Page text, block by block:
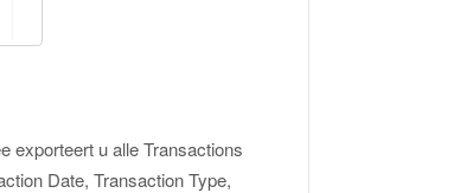
exporteert u alle Transactions
Date, Transaction Type,